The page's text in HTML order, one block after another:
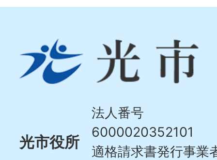
市
Hikari
光市役所
法人番号
6000020352101
適格請求書発行事業